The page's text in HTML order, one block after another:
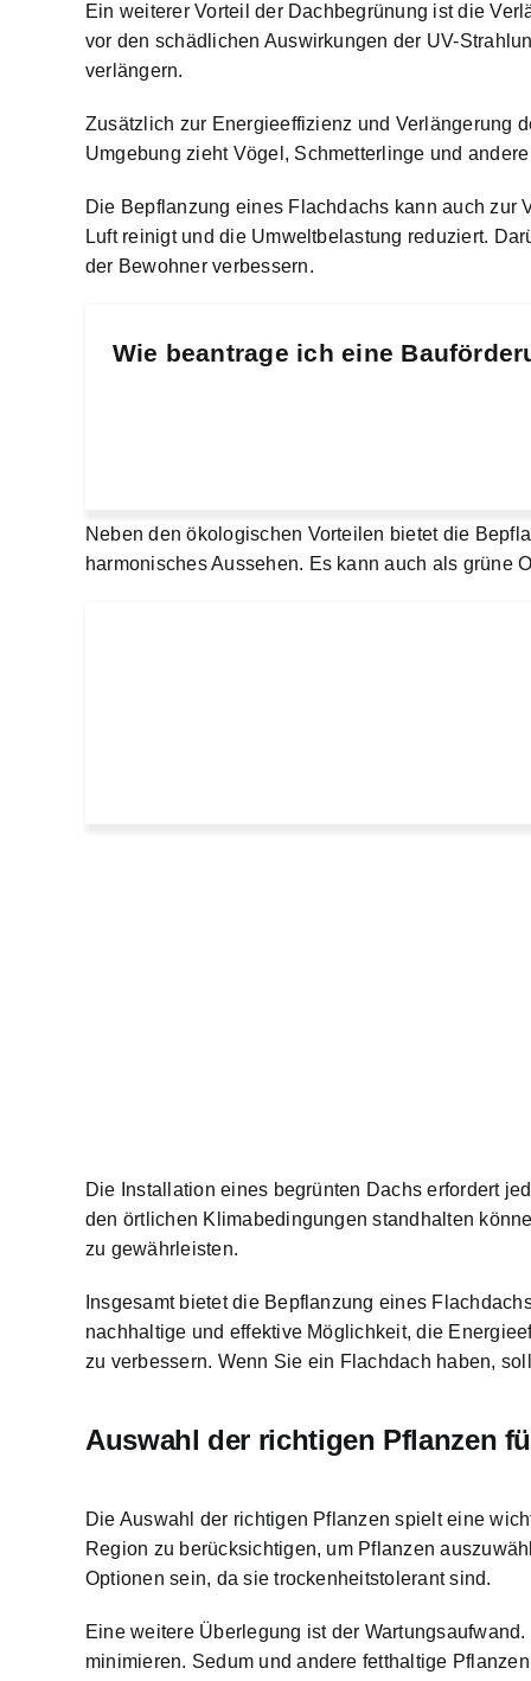
Ein weiterer Vorteil der Dachbegrünung ist die
vor den schädlichen Auswirkungen der UV-
verlängern.
Zusätzlich zur Energieeffizienz und Verlängerung
Umgebung zieht Vögel, Schmetterlinge und
Die Bepflanzung eines Flachdachs kann auch zur
Luft reinigt und die Umweltbelastung reduziert.
der Bewohner verbessern.
Wie beantrage ich eine
Neben den ökologischen Vorteilen bietet die
harmonisches Aussehen. Es kann auch als grüne
Die Installation eines begrünten Dachs erfordert
den örtlichen Klimabedingungen standhalten
zu gewährleisten.
Insgesamt bietet die Bepflanzung eines
nachhaltige und effektive Möglichkeit, die
zu verbessern. Wenn Sie ein Flachdach haben,
Auswahl der richtigen Pflanzen
Die Auswahl der richtigen Pflanzen spielt eine
Region zu berücksichtigen, um Pflanzen
Optionen sein, da sie trockenheitstolerant sind.
Eine weitere Überlegung ist der
minimieren. Sedum und andere fetthaltige